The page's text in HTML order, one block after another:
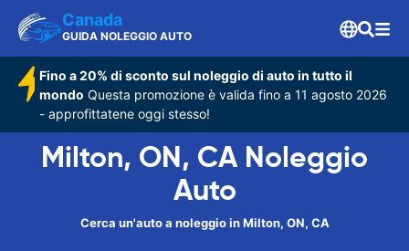
Canada
GUIDA NOLEGGIO AUTO
Fino a 20% di sconto sul noleggio di auto in tutto il
mondo Questa promozione è valida fino a 11 agosto 2026
- approfittatene oggi stesso!
Milton, ON, CA Noleggio
Auto
Cerca un'auto a noleggio in Milton, ON, CA